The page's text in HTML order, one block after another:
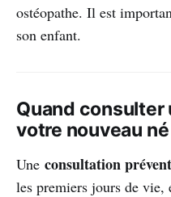
ostéopathe. Il est
son enfant.
Quand
votre nouveau né
Une consultation
les premiers jours de vie,